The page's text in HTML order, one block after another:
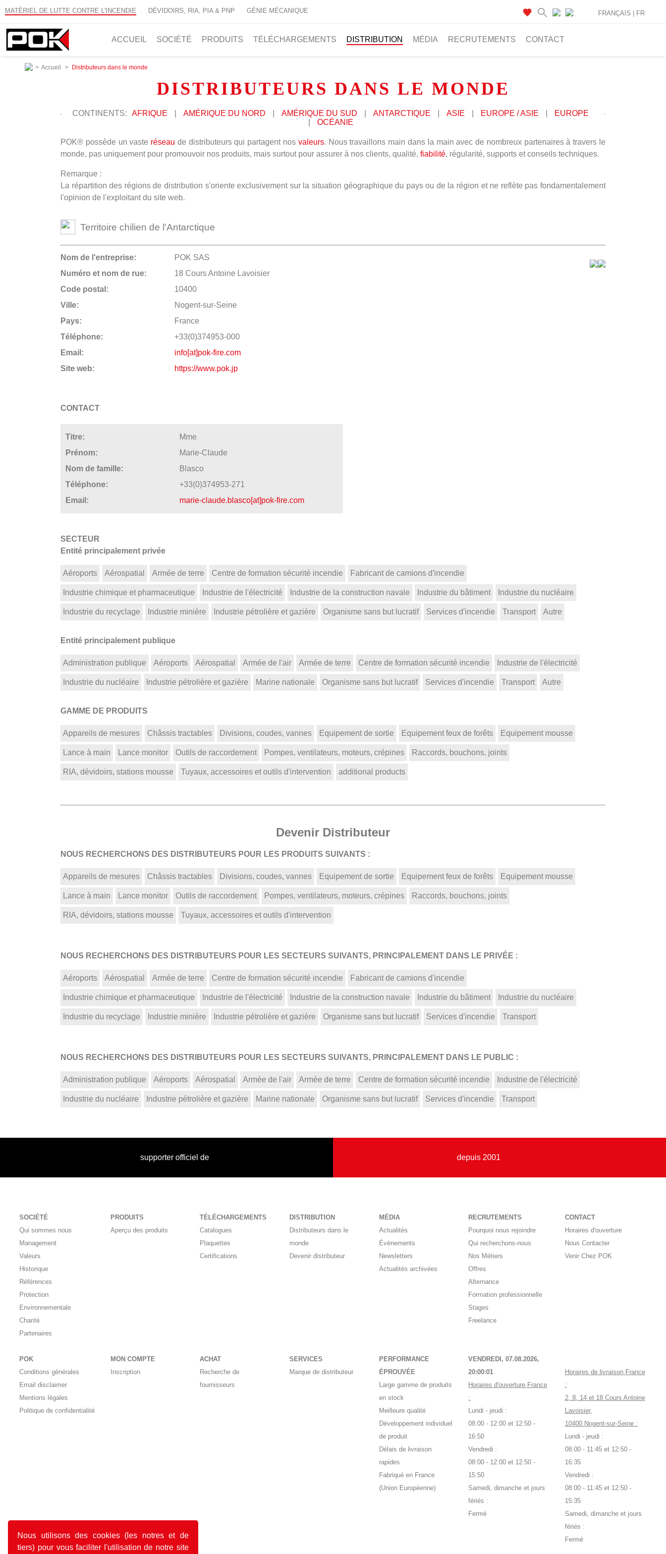
Nous utilisons des cookies (les notres et de
tiers) pour vous faciliter l'utilisation de notre site
MATÈRIEL DE LUTTE CONTRE L'INCENDIE DÉVIDOIRS, RIA, PIA & PNP GÉNIE MÉCANIQUE
ACCUEIL SOCIÉTÉ PRODUITS TÉLÉCHARGEMENTS DISTRIBUTION MÉDIA RECRUTEMENTS CONTACT
FRANÇAIS | FR
> Accueil > Distributeurs dans le monde
DISTRIBUTEURS DANS LE MONDE
CONTINENTS: AFRIQUE AMÉRIQUE DU NORD AMÉRIQUE DU SUD ANTARCTIQUE ASIE EUROPE / ASIE
EUROPE
OCÉANIE
POK® possède un vaste réseau de distributeurs qui partagent nos valeurs. Nous travaillons main dans la main avec de nombreux partenaires à travers le
monde, pas uniquement pour promouvoir nos produits, mais surtout pour assurer à nos clients, qualité, fiabilité, régularité, supports et conseils techniques.
Remarque :
La répartition des régions de distribution s'oriente exclusivement sur la situation géographique du pays ou de la région et ne reflète pas fondamentalement
l'opinion de l'exploitant du site web.
Territoire chilien de l'Antarctique
Nom de l'entreprise:
POK SAS
Numéro et nom de rue:
18 Cours Antoine Lavoisier
Code postal:
10400
Ville:
Nogent-sur-Seine
Pays:
France
Téléphone:
+33(0)374953-000
Email:
info[at]pok-fire.com
Site web:
https://www.pok.jp
CONTACT
Titre:
Mme
Prénom:
Marie-Claude
Nom de famille:
Blasco
Téléphone:
+33(0)374953-271
Email:
marie-claude.blasco[at]pok-fire.com
SECTEUR
Entité principalement privée
Aéroports Aérospatial Armée de terre Centre de formation sécurité incendie Fabricant de camions d'incendie
Industrie chimique et pharmaceutique Industrie de l'électricité Industrie de la construction navale Industrie du bâtiment Industrie du nucléaire
Industrie du recyclage Industrie minière Industrie pétrolière et gazière Organisme sans but lucratif Services d'incendie Transport Autre
Entité principalement publique
Administration publique Aéroports Aérospatial Armée de l'air Armée de terre Centre de formation sécurité incendie Industrie de l'électricité
Industrie du nucléaire Industrie pétrolière et gazière Marine nationale Organisme sans but lucratif Services d'incendie Transport Autre
GAMME DE PRODUITS
Appareils de mesures Châssis tractables Divisions, coudes, vannes Equipement de sortie Equipement feux de forêts Equipement mousse
Lance à main Lance monitor Outils de raccordement Pompes, ventilateurs, moteurs, crépines Raccords, bouchons, joints
RIA, dévidoirs, stations mousse Tuyaux, accessoires et outils d'intervention additional products
Devenir Distributeur
NOUS RECHERCHONS DES DISTRIBUTEURS POUR LES PRODUITS SUIVANTS :
Appareils de mesures Châssis tractables Divisions, coudes, vannes Equipement de sortie Equipement feux de forêts Equipement mousse
Lance à main Lance monitor Outils de raccordement Pompes, ventilateurs, moteurs, crépines Raccords, bouchons, joints
RIA, dévidoirs, stations mousse Tuyaux, accessoires et outils d'intervention
NOUS RECHERCHONS DES DISTRIBUTEURS POUR LES SECTEURS SUIVANTS, PRINCIPALEMENT DANS LE PRIVÉE :
Aéroports Aérospatial Armée de terre Centre de formation sécurité incendie Fabricant de camions d'incendie
Industrie chimique et pharmaceutique Industrie de l'électricité Industrie de la construction navale Industrie du bâtiment Industrie du nucléaire
Industrie du recyclage Industrie minière Industrie pétrolière et gazière Organisme sans but lucratif Services d'incendie Transport
NOUS RECHERCHONS DES DISTRIBUTEURS POUR LES SECTEURS SUIVANTS, PRINCIPALEMENT DANS LE PUBLIC :
Administration publique Aéroports Aérospatial Armée de l'air Armée de terre Centre de formation sécurité incendie Industrie de l'électricité
Industrie du nucléaire Industrie pétrolière et gazière Marine nationale Organisme sans but lucratif Services d'incendie Transport
supporter officiel de depuis 2001
SOCIÉTÉ
Qui sommes nous
Management
Valeurs
Historique
Références
Protection
Environnementale
Charité
Partenaires
PRODUITS
Aperçu des produits
TÉLÉCHARGEMENTS
Catalogues
Plaquettes
Certifications
DISTRIBUTION
Distributeurs dans le
monde
Devenir distributeur
MÉDIA
Actualités
Évènements
Newsletters
Actualités archivées
RECRUTEMENTS
Pourquoi nous rejoindre
Qui recherchons-nous
Nos Métiers
Offres
Alternance
Formation professionnelle
Stages
Freelance
CONTACT
Horaires d'ouverture
Nous Contacter
Venir Chez POK
POK
Conditions générales
Email disclaimer
Mentions légales
Politique de confidentialité
MON COMPTE
Inscription
ACHAT
Recherche de
fournisseurs
SERVICES
Marque de distributeur
PERFORMANCE
ÉPROUVÉE
Large gamme de produits
en stock
Meilleure qualité
Développement individuel
de produit
Délais de livraison
rapides
Fabriqué en France
(Union Européenne)
VENDREDI, 07.08.2026,
20:00:02
Horaires d'ouverture France
:
Lundi - jeudi :
08:00 - 12:00 et 12:50 -
16:50
Vendredi :
08:00 - 12:00 et 12:50 -
15:50
Samedi, dimanche et jours
fériés :
Fermé
Horaires de livraison France
:
2, 8, 14 et 18 Cours Antoine
Lavoisier,
10400 Nogent-sur-Seine :
Lundi - jeudi :
08:00 - 11:45 et 12:50 -
16:35
Vendredi :
08:00 - 11:45 et 12:50 -
15:35
Samedi, dimanche et jours
fériés :
Fermé